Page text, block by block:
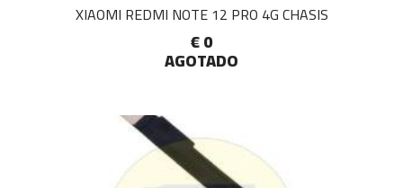
XIAOMI REDMI NOTE 12 PRO 4G CHASIS
€ 0
AGOTADO